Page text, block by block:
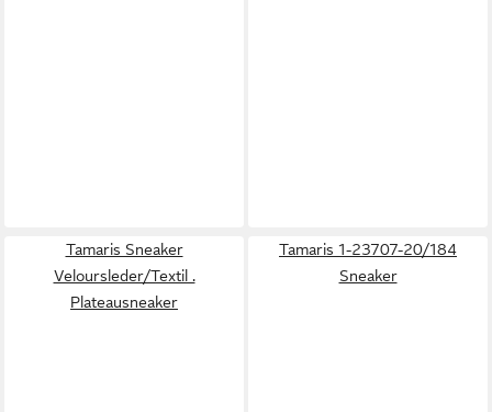
Tamaris Sneaker
Veloursleder/Textil .
Plateausneaker
Tamaris 1-23707-20/184
Sneaker